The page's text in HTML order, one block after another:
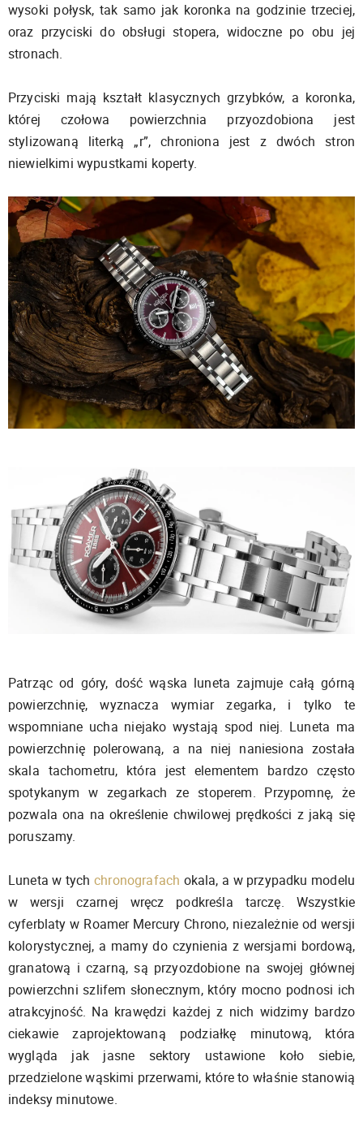
wysoki połysk, tak samo jak koronka na godzinie trzeciej,
oraz przyciski do obsługi stopera, widoczne po obu jej
stronach.
Przyciski mają kształt klasycznych grzybków, a koronka,
której czołowa powierzchnia przyozdobiona jest
stylizowaną literką „r”, chroniona jest z dwóch stron
niewielkimi wypustkami koperty.
Patrząc od góry, dość wąska luneta zajmuje całą górną
powierzchnię, wyznacza wymiar zegarka, i tylko te
wspomniane ucha niejako wystają spod niej. Luneta ma
powierzchnię polerowaną, a na niej naniesiona została
skala tachometru, która jest elementem bardzo często
spotykanym w zegarkach ze stoperem. Przypomnę, że
pozwala ona na określenie chwilowej prędkości z jaką się
poruszamy.
Luneta w tychchronografach okala, a w przypadku modelu
w wersji czarnej wręcz podkreśla tarczę. Wszystkie
cyferblaty w Roamer Mercury Chrono, niezależnie od wersji
kolorystycznej, a mamy do czynienia z wersjami bordową,
granatową i czarną, są przyozdobione na swojej głównej
powierzchni szlifem słonecznym, który mocno podnosi ich
atrakcyjność. Na krawędzi każdej z nich widzimy bardzo
ciekawie zaprojektowaną podziałkę minutową, która
wygląda jak jasne sektory ustawione koło siebie,
przedzielone wąskimi przerwami, które to właśnie stanowią
indeksy minutowe.